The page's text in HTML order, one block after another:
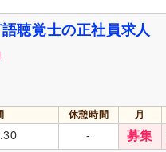
聴覚士の正社員求人
休憩時間 月
- 募集